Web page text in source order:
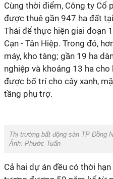
Cùng thời điểm, Công ty Cổ
được thuê gần 947 ha đất
Thái để thực hiện giai đoạn
Cạn - Tân Hiệp. Trong đó,
máy, kho tàng; gần 19 ha
nghiệp và khoảng 13 ha
được bố trí cho cây xanh,
tầng phụ trợ.
Thị trường bất động sản TP Đồng
Ảnh: Phước Tuấn
Cả hai dự án đều có thời